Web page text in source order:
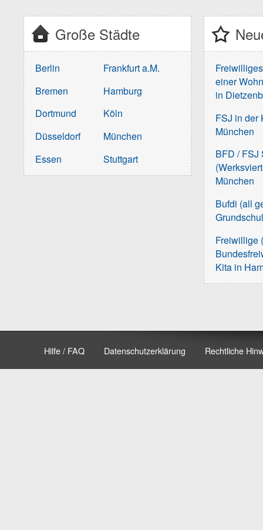
Große Städte
Berlin
Bremen
Dortmund
Düsseldorf
Essen
Frankfurt a.M.
Hamburg
Köln
München
Stuttgart
einer
in
FSJ in der
München
BFD / FSJ
München
Bufdi (all
Freiwillige
Kita in
Hilfe / FAQ Datenschutzerklärung Rechtliche